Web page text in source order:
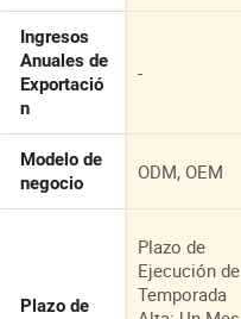
Ingresos
Anuales de
Exportació
n
-
Modelo de
negocio
ODM, OEM
Plazo de
Plazo de
Ejecución de
Temporada